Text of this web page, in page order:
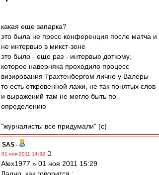
какая еще запарка?
это была не пресс-конференция после матча и
не интервью в микст-зоне
это было - еще раз - интервью доткому,
которое наверняка проходило процесс
визирования Трахтенбергом лично у Валеры
то есть откровенной лажи, не так понятых слов
и выражений там не могло быть по
определению
"журналисты все придумали" (с)
SAS -
01 ноя 2011 14:32
Alex1977 » 01 ноя 2011 15:29